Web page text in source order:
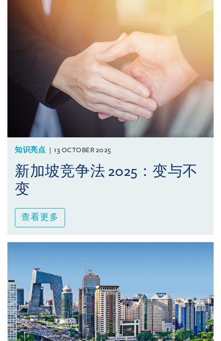
知识亮点 13 OCTOBER 2025
新加坡竞争法 2025：变与不
变
查看更多